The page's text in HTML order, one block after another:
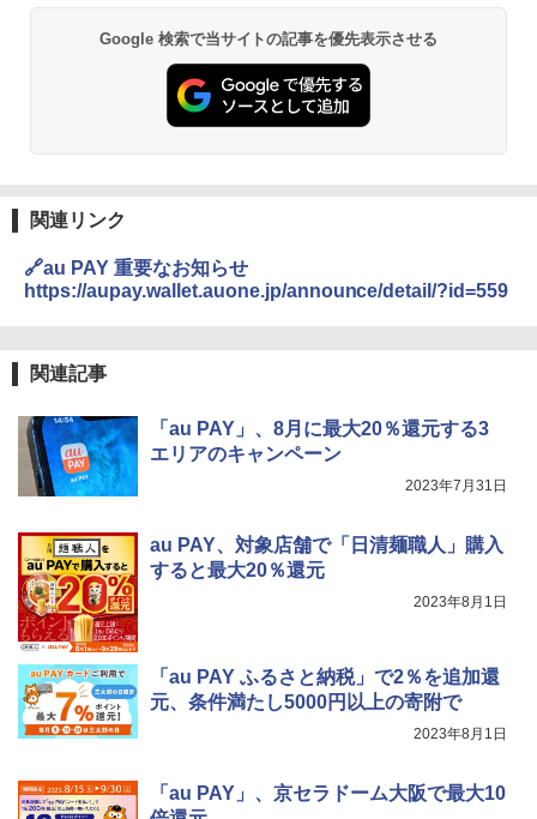
Google 検索で当サイトの記事を優先表示させる
関連リンク
🔗au PAY 重要なお知らせ
https://aupay.wallet.auone.jp/announce/detail/?id=559
関連記事
「au PAY」、8月に最大20％還元する3
エリアのキャンペーン
2023年7月31日
au PAY、対象店舗で「日清麺職人」購入
すると最大20％還元
2023年8月1日
「au PAY ふるさと納税」で2％を追加還
元、条件満たし5000円以上の寄附で
2023年8月1日
「au PAY」、京セラドーム大阪で最大10